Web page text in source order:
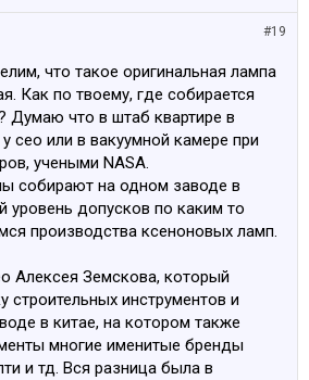
#19
что такое оригинальная лампа
Как по твоему, где собирается
Думаю что в штаб квартире в
ceo или в вакуумной камере при
учеными NASA.
собирают на одном заводе в
уровень допусков по каким то
производства ксеноновых ламп.
Алексея Земскова, который
строительных инструментов и
в китае, на котором также
многие именитые бренды
и тд. Вся разница была в